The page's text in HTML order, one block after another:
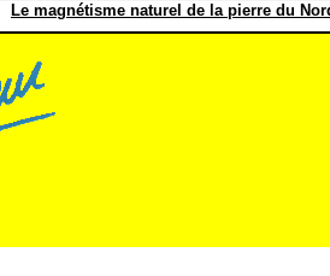
Le magnétisme naturel de la pierre du